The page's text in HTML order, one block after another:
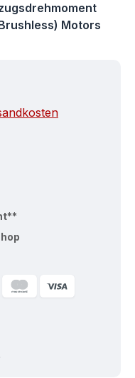
Motors